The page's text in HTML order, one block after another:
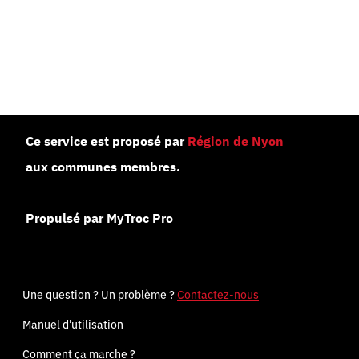
Ce service est proposé par Région de Nyon
aux communes membres.
Propulsé par MyTroc Pro
Une question ? Un problème ?Contactez-nous
Manuel d'utilisation
Comment ça marche ?